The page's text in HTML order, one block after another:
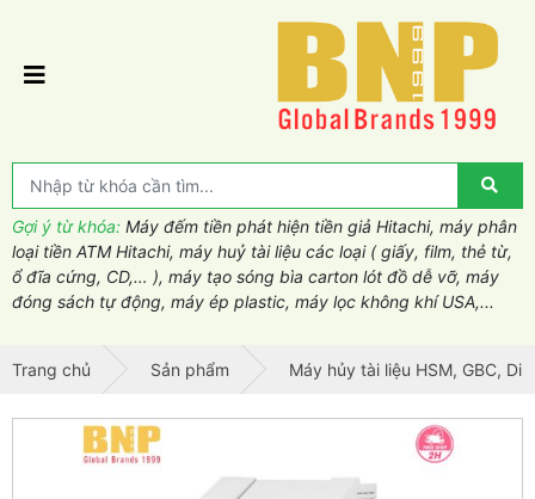
Gợi ý từ khóa: Máy đếm tiền phát hiện tiền giả Hitachi, máy phân
loại tiền ATM Hitachi, máy huỷ tài liệu các loại ( giấy, film, thẻ từ,
ổ đĩa cứng, CD,… ), máy tạo sóng bìa carton lót đồ dễ vỡ, máy
đóng sách tự động, máy ép plastic, máy lọc không khí USA,...
Trang chủ Sản phẩm Máy hủy tài liệu HSM, GBC,